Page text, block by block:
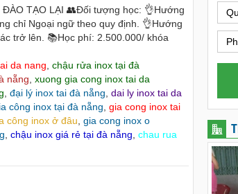
TẠO LẠI 👥Đối tượng học: 👌Hướng
chỉ Ngoại ngữ theo quy định. 👌Hướng
trở lên. 📚Học phí: 2.500.000/ khóa
da nang chậu rửa inox tại đà
nẵng xuong gia cong inox tai da
đại lý inox tai đà nẵng dai ly inox tai da
công inox tại đà nẵng gia cong inox tai
công inox ở đâu gia cong inox o
chậu inox giá rẻ tại đà nẵng chau rua